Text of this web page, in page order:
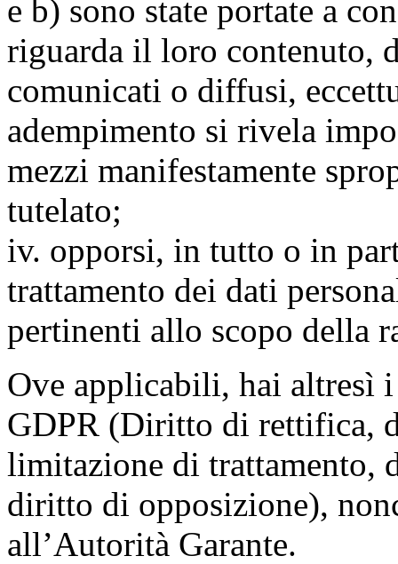
e b) sono state portate a
riguarda il loro contenuto,
comunicati o diffusi,
adempimento si rivela
mezzi manifestamente
tutelato;
iv. opporsi, in tutto o in
trattamento dei dati
pertinenti allo scopo della
Ove applicabili, hai
GDPR (Diritto di rettifica,
limitazione di trattamento,
diritto di opposizione),
all’Autorità Garante.